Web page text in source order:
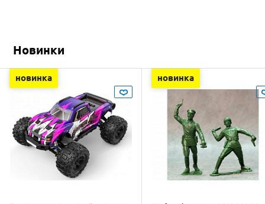
Новинки
новинка новинка